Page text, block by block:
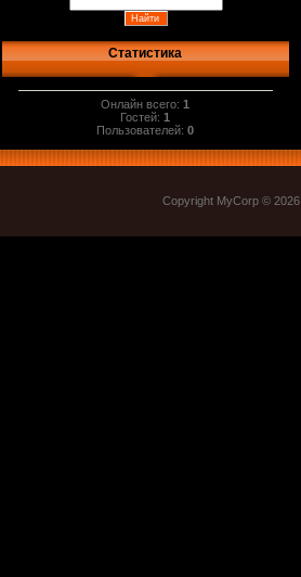
Статистика
Онлайн всего:1
Гостей:1
Пользователей:0
Copyright MyCorp © 2026